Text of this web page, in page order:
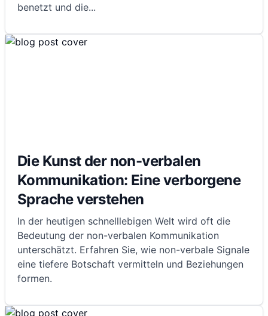
benetzt und die...
Die Kunst der non-verbalen
Kommunikation: Eine verborgene
Sprache verstehen
In der heutigen schnelllebigen Welt wird oft die
Bedeutung der non-verbalen Kommunikation
unterschätzt. Erfahren Sie, wie non-verbale Signale
eine tiefere Botschaft vermitteln und Beziehungen
formen.